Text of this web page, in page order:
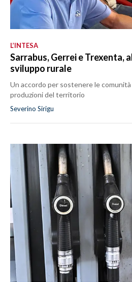
L’INTESA
Sarrabus, Gerrei e Trexenta,
sviluppo rurale
Un accordo per sostenere le comunità
produzioni del territorio
Severino Sirigu